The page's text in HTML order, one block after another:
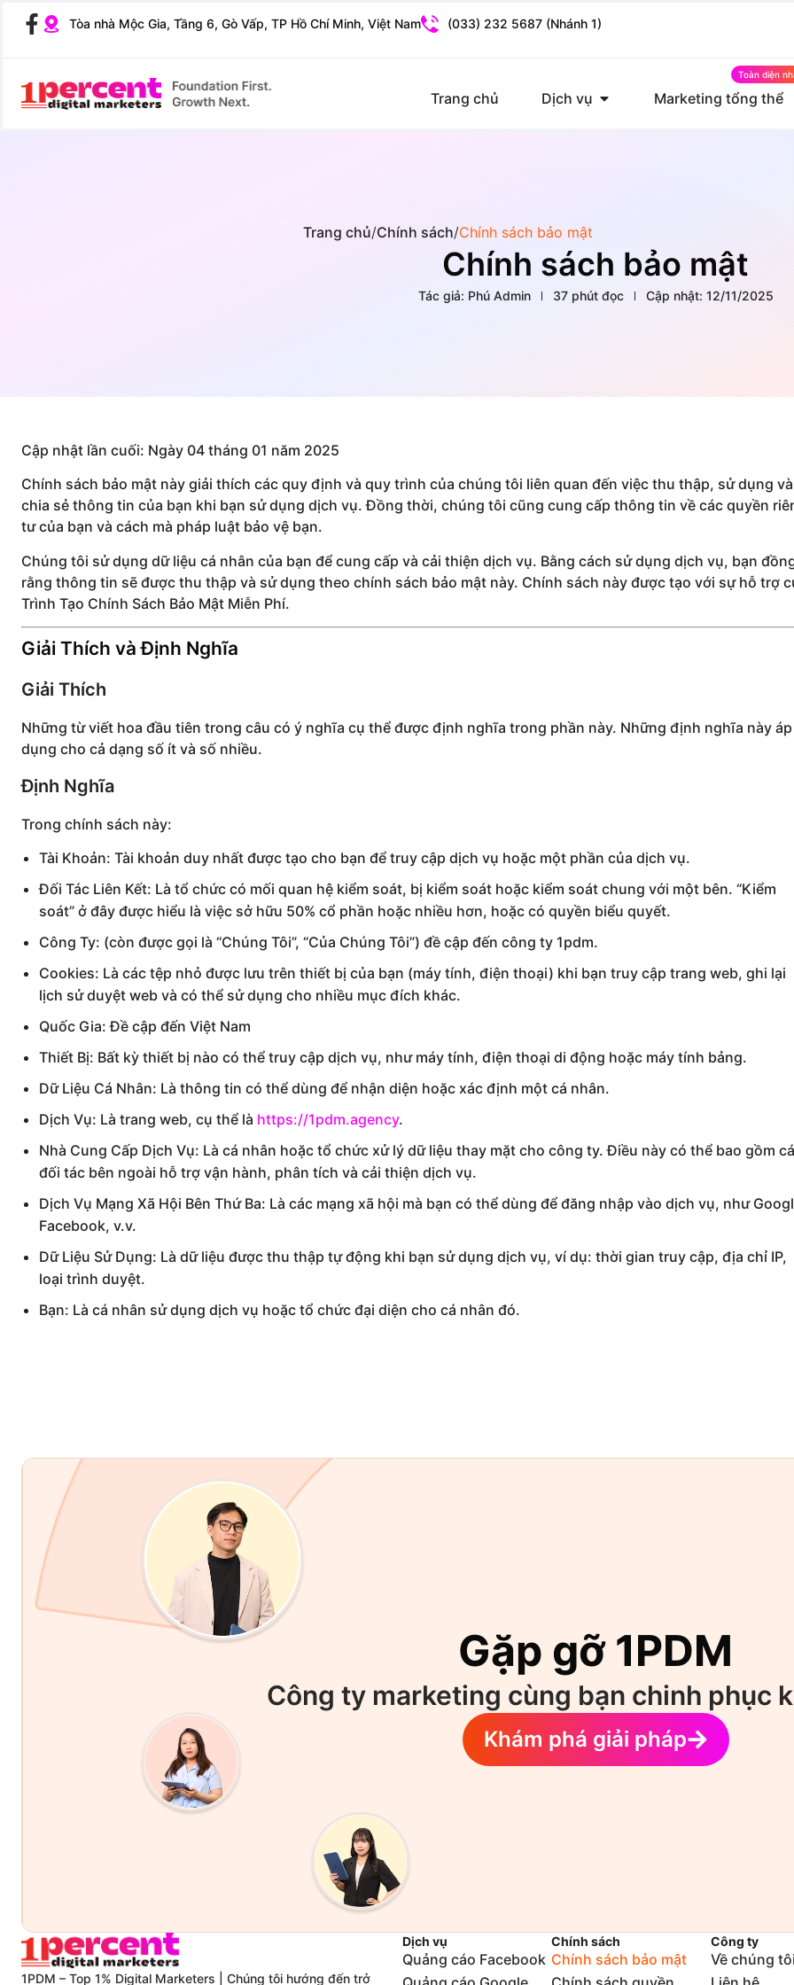
Tòa nhà Mộc Gia, Tầng 6, Gò Vấp, TP Hồ Chí Minh, Việt Nam (033) 232 5687 (Nhánh 1)
Trang chủ Dịch vụ Marketing tổng thể
Trang chủ/Chính sách/Chính sách bảo mật
Chính sách bảo mật
Tác giả: Phú Admin 37 phút đọc Cập nhật: 12/11/2025
Cập nhật lần cuối: Ngày 04 tháng 01 năm 2025
Chính sách bảo mật này giải thích các quy định và quy trình của chúng tôi liên quan đến việc thu thập, sử dụng và
chia sẻ thông tin của bạn khi bạn sử dụng dịch vụ. Đồng thời, chúng tôi cũng cung cấp thông tin về các quyền
tư của bạn và cách mà pháp luật bảo vệ bạn.
Chúng tôi sử dụng dữ liệu cá nhân của bạn để cung cấp và cải thiện dịch vụ. Bằng cách sử dụng dịch vụ, bạn
rằng thông tin sẽ được thu thập và sử dụng theo chính sách bảo mật này. Chính sách này được tạo với sự hỗ trợ
Trình Tạo Chính Sách Bảo Mật Miễn Phí.
Giải Thích và Định Nghĩa
Giải Thích
Những từ viết hoa đầu tiên trong câu có ý nghĩa cụ thể được định nghĩa trong phần này. Những định nghĩa này áp
dụng cho cả dạng số ít và số nhiều.
Định Nghĩa
Trong chính sách này:
Tài Khoản: Tài khoản duy nhất được tạo cho bạn để truy cập dịch vụ hoặc một phần của dịch vụ.
Đối Tác Liên Kết: Là tổ chức có mối quan hệ kiểm soát, bị kiểm soát hoặc kiểm soát chung với một bên. “Kiểm
soát” ở đây được hiểu là việc sở hữu 50% cổ phần hoặc nhiều hơn, hoặc có quyền biểu quyết.
Công Ty: (còn được gọi là “Chúng Tôi”, “Của Chúng Tôi”) đề cập đến công ty 1pdm.
Cookies: Là các tệp nhỏ được lưu trên thiết bị của bạn (máy tính, điện thoại) khi bạn truy cập trang web, ghi lại
lịch sử duyệt web và có thể sử dụng cho nhiều mục đích khác.
Quốc Gia: Đề cập đến Việt Nam
Thiết Bị: Bất kỳ thiết bị nào có thể truy cập dịch vụ, như máy tính, điện thoại di động hoặc máy tính bảng.
Dữ Liệu Cá Nhân: Là thông tin có thể dùng để nhận diện hoặc xác định một cá nhân.
Dịch Vụ: Là trang web, cụ thể là https://1pdm.agency.
Nhà Cung Cấp Dịch Vụ: Là cá nhân hoặc tổ chức xử lý dữ liệu thay mặt cho công ty. Điều này có thể bao gồm
đối tác bên ngoài hỗ trợ vận hành, phân tích và cải thiện dịch vụ.
Dịch Vụ Mạng Xã Hội Bên Thứ Ba: Là các mạng xã hội mà bạn có thể dùng để đăng nhập vào dịch vụ, như
Facebook, v.v.
Dữ Liệu Sử Dụng: Là dữ liệu được thu thập tự động khi bạn sử dụng dịch vụ, ví dụ: thời gian truy cập, địa chỉ IP,
loại trình duyệt.
Bạn: Là cá nhân sử dụng dịch vụ hoặc tổ chức đại diện cho cá nhân đó.
Gặp gỡ 1PDM
Công ty marketing cùng bạn chinh phục
Khám phá giải pháp
1PDM – Top 1% Digital Marketers | Chúng tôi hướng đến trở
Dịch vụ
Quảng cáo Facebook
Chính sách
Chính sách bảo mật
Công ty
Về chúng